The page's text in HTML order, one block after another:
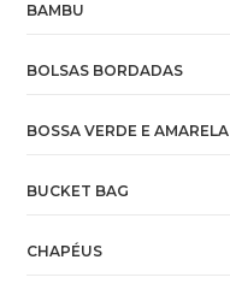
BAMBU
BOLSAS BORDADAS
BOSSA VERDE E AMARELA
BUCKET BAG
CHAPÉUS